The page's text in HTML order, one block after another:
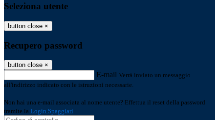
Seleziona utente
button close ×
Recupero password
button close ×
E-mail Verrà inviato un messaggio
all'indirizzo indicato con le istruzioni necessarie.
Non hai una e-mail associata al nome utente? Effettua il reset della password
tramite la Login Spaggiari